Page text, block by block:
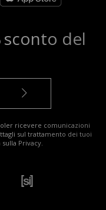
sconto del
ricevere comunicazioni
sul trattamento dei tuoi
sulla Privacy